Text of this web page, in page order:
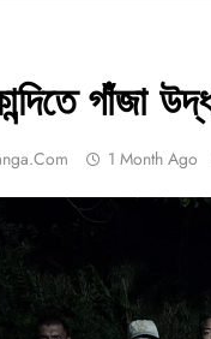
1 Month Ago